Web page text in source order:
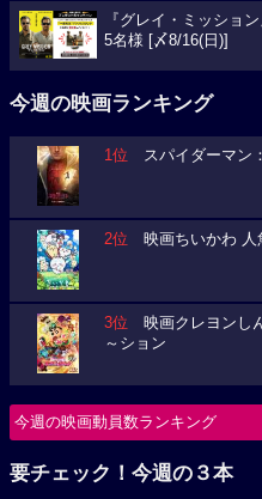
『グレイ・ミッショ
5名様 [〆8/16(日)]
今週の映画ランキング
1位 スパイダーマン
2位 映画ちいかわ 人
3位 映画クレヨンし
～ション
今週の映画動員数ランキング
要チェック！今週の３本